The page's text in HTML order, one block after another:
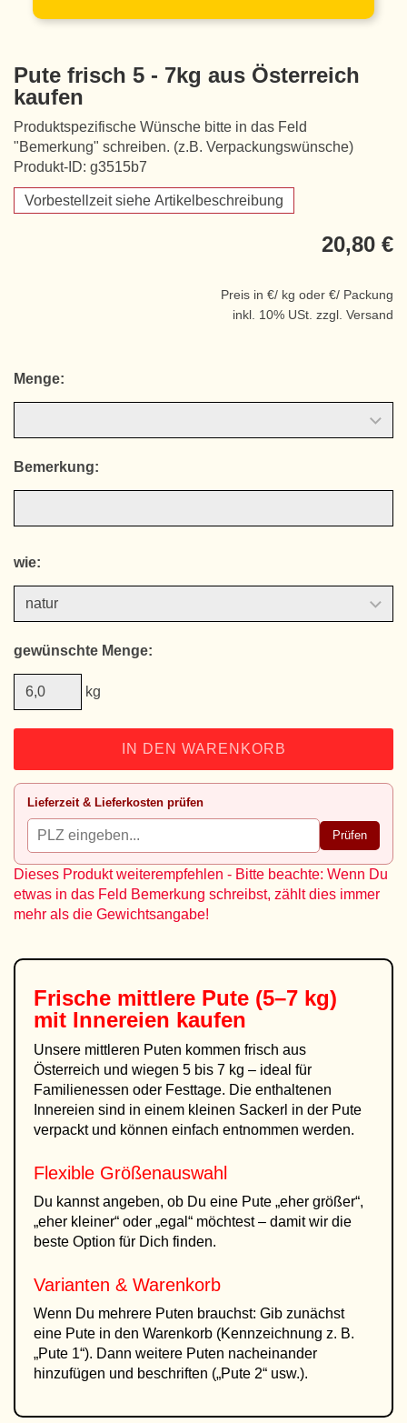
Pute frisch 5 - 7kg aus Österreich
kaufen
Produktspezifische Wünsche bitte in das Feld
"Bemerkung" schreiben. (z.B. Verpackungswünsche)
Produkt-ID: g3515b7
Vorbestellzeit siehe Artikelbeschreibung
20,80 €
Preis in €/ kg oder €/ Packung
inkl. 10% USt. zzgl. Versand
Menge:
Bemerkung:
wie:
gewünschte Menge:
kg
IN DEN WARENKORB
Lieferzeit & Lieferkosten prüfen
Prüfen
Dieses Produkt weiterempfehlen - Bitte beachte: Wenn Du
etwas in das Feld Bemerkung schreibst, zählt dies immer
mehr als die Gewichtsangabe!
Frische mittlere Pute (5–7 kg)
mit Innereien kaufen
Unsere mittleren Puten kommen frisch aus
Österreich und wiegen 5 bis 7 kg – ideal für
Familienessen oder Festtage. Die enthaltenen
Innereien sind in einem kleinen Sackerl in der Pute
verpackt und können einfach entnommen werden.
Flexible Größenauswahl
Du kannst angeben, ob Du eine Pute „eher größer“,
„eher kleiner“ oder „egal“ möchtest – damit wir die
beste Option für Dich finden.
Varianten & Warenkorb
Wenn Du mehrere Puten brauchst: Gib zunächst
eine Pute in den Warenkorb (Kennzeichnung z. B.
„Pute 1“). Dann weitere Puten nacheinander
hinzufügen und beschriften („Pute 2“ usw.).